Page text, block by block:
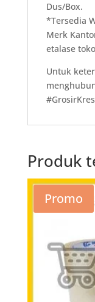
Dus/Box.
*Tersedia
Merk
etalase
Untuk
Produk
Promo